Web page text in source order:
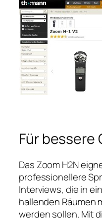
Für bessere
Das Zoom H2N
professionellere
Interviews, die in
hallenden Räumen
werden sollen. Mit